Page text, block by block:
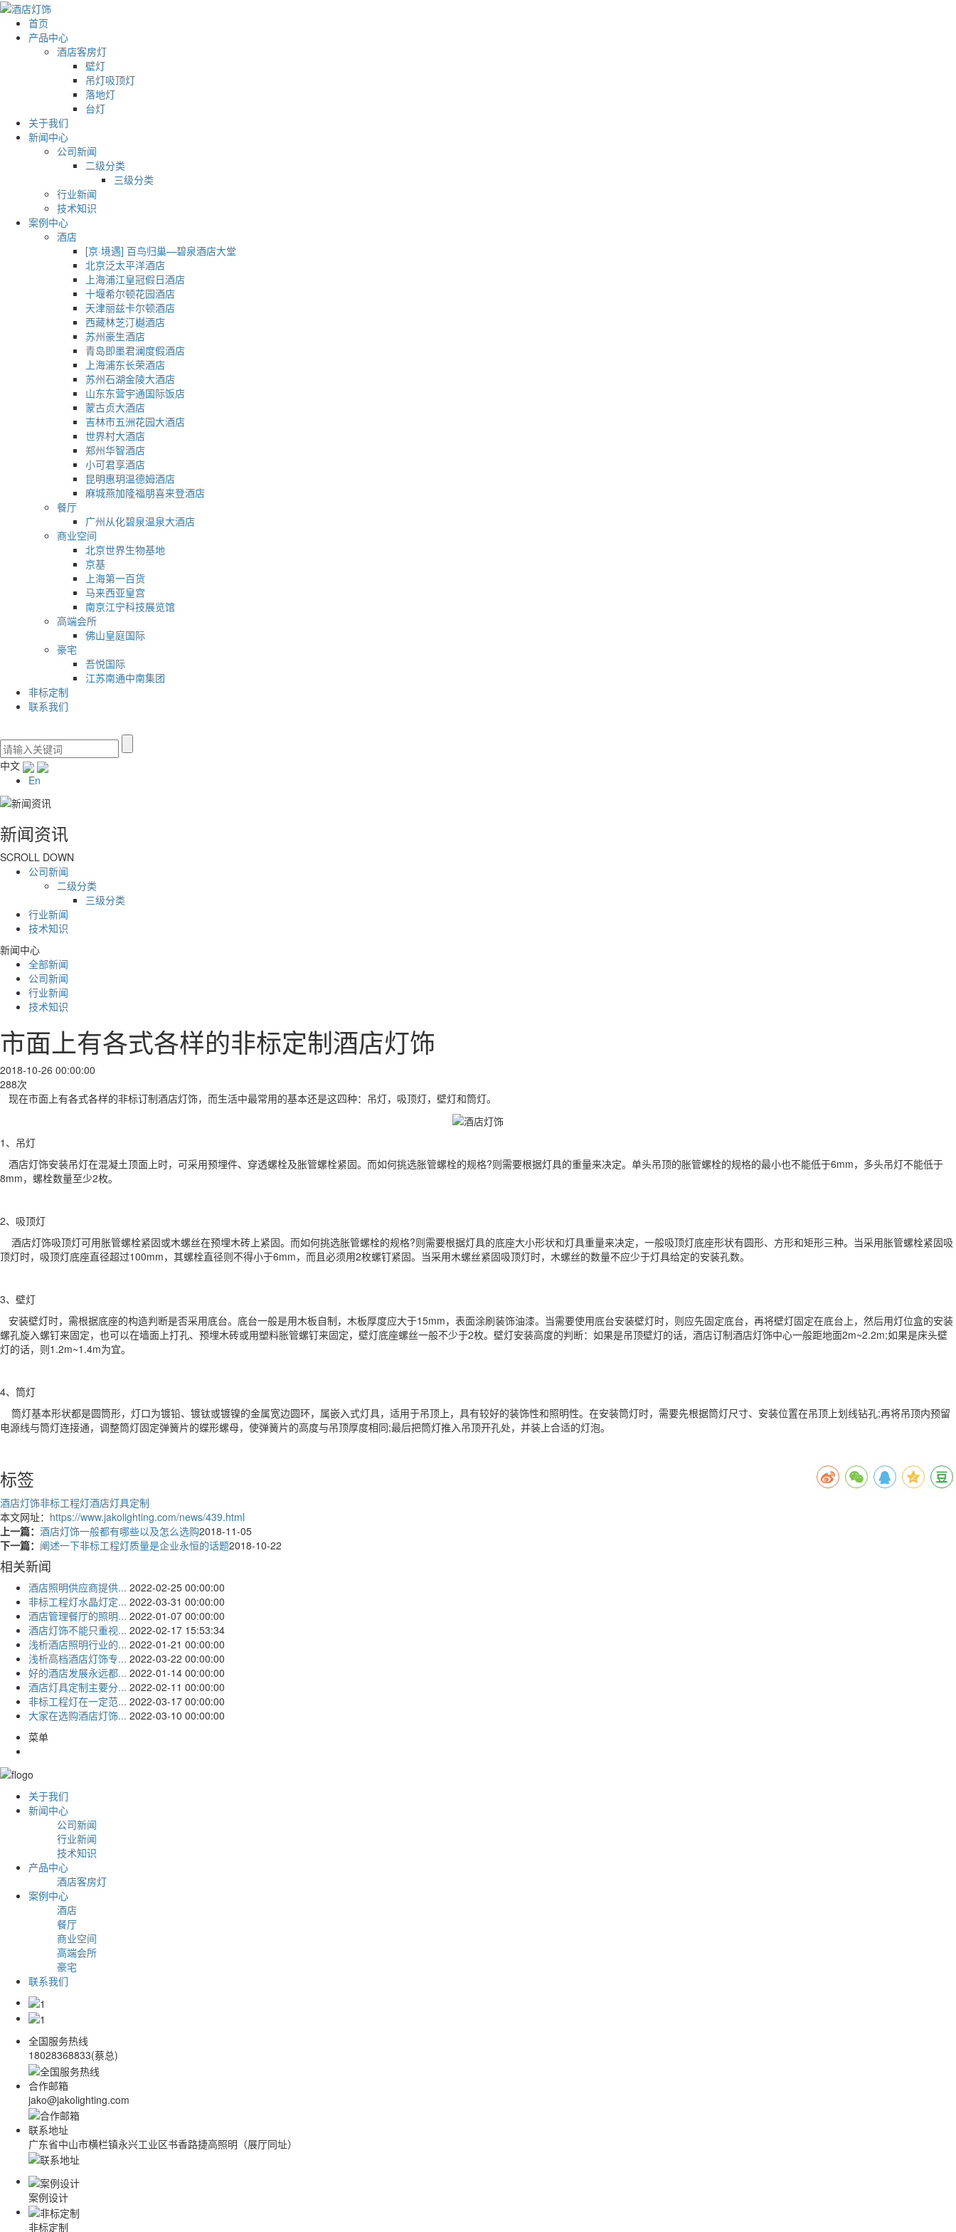
首页
产品中心
酒店客房灯
壁灯
吊灯吸顶灯
落地灯
台灯
关于我们
新闻中心
公司新闻
二级分类
三级分类
行业新闻
技术知识
案例中心
酒店
[京·境遇] 百鸟归巢—碧泉酒店大堂
北京泛太平洋酒店
上海浦江皇冠假日酒店
十堰希尔顿花园酒店
天津丽兹卡尔顿酒店
西藏林芝汀樾酒店
苏州豪生酒店
青岛即墨君澜度假酒店
上海浦东长荣酒店
苏州石湖金陵大酒店
山东东营宇通国际饭店
蒙古贞大酒店
吉林市五洲花园大酒店
世界村大酒店
郑州华智酒店
小可君享酒店
昆明惠玥温德姆酒店
麻城燕加隆福朋喜来登酒店
餐厅
广州从化碧泉温泉大酒店
商业空间
北京世界生物基地
京基
上海第一百货
马来西亚皇宫
南京江宁科技展览馆
高端会所
佛山皇庭国际
豪宅
吾悦国际
江苏南通中南集团
非标定制
联系我们
中文
En
新闻资讯
SCROLL DOWN
公司新闻
二级分类
三级分类
行业新闻
技术知识
新闻中心
全部新闻
公司新闻
行业新闻
技术知识
市面上有各式各样的非标定制酒店灯饰
2018-10-26 00:00:00
288次
现在市面上有各式各样的非标订制酒店灯饰，而生活中最常用的基本还是这四种：吊灯，吸顶灯，壁灯和筒灯。
1、吊灯
酒店灯饰安装吊灯在混凝土顶面上时，可采用预埋件、穿透螺栓及胀管螺栓紧固。而如何挑选胀管螺栓的规格?则需要根据灯具的重量来决定。单头吊顶的胀管螺栓的规格的最小也不能低于6mm，多头吊灯不能低于
8mm，螺栓数量至少2枚。
2、吸顶灯
酒店灯饰吸顶灯可用胀管螺栓紧固或木螺丝在预埋木砖上紧固。而如何挑选胀管螺栓的规格?则需要根据灯具的底座大小形状和灯具重量来决定，一般吸顶灯底座形状有圆形、方形和矩形三种。当采用胀管螺栓紧固吸
顶灯时，吸顶灯底座直径超过100mm，其螺栓直径则不得小于6mm，而且必须用2枚螺钉紧固。当采用木螺丝紧固吸顶灯时，木螺丝的数量不应少于灯具给定的安装孔数。
3、壁灯
安装壁灯时，需根据底座的构造判断是否采用底台。底台一般是用木板自制，木板厚度应大于15mm，表面涂刷装饰油漆。当需要使用底台安装壁灯时，则应先固定底台，再将壁灯固定在底台上，然后用灯位盒的安装
螺孔旋入螺钉来固定，也可以在墙面上打孔、预埋木砖或用塑料胀管螺钉来固定，壁灯底座螺丝一般不少于2枚。壁灯安装高度的判断：如果是吊顶壁灯的话，酒店订制酒店灯饰中心一般距地面2m~2.2m;如果是床头壁
灯的话，则1.2m~1.4m为宜。
4、筒灯
筒灯基本形状都是圆筒形，灯口为镀铅、镀钛或镀镍的金属宽边圆环，属嵌入式灯具，适用于吊顶上，具有较好的装饰性和照明性。在安装筒灯时，需要先根据筒灯尺寸、安装位置在吊顶上划线钻孔;再将吊顶内预留
电源线与筒灯连接通，调整筒灯固定弹簧片的蝶形螺母，使弹簧片的高度与吊顶厚度相同;最后把筒灯推入吊顶开孔处，并装上合适的灯泡。
标签
酒店灯饰非标工程灯酒店灯具定制
本文网址： https://www.jakolighting.com/news/439.html
上一篇： 酒店灯饰一般都有哪些以及怎么选购2018-11-05
下一篇： 阐述一下非标工程灯质量是企业永恒的话题2018-10-22
相关新闻
酒店照明供应商提供... 2022-02-25 00:00:00
非标工程灯水晶灯定... 2022-03-31 00:00:00
酒店管理餐厅的照明... 2022-01-07 00:00:00
酒店灯饰不能只重视... 2022-02-17 15:53:34
浅析酒店照明行业的... 2022-01-21 00:00:00
浅析高档酒店灯饰专... 2022-03-22 00:00:00
好的酒店发展永远都... 2022-01-14 00:00:00
酒店灯具定制主要分... 2022-02-11 00:00:00
非标工程灯在一定范... 2022-03-17 00:00:00
大家在选购酒店灯饰... 2022-03-10 00:00:00
菜单
关于我们
新闻中心
公司新闻
行业新闻
技术知识
产品中心
酒店客房灯
案例中心
酒店
餐厅
商业空间
高端会所
豪宅
联系我们
全国服务热线
18028368833(蔡总)
合作邮箱
jako@jakolighting.com
联系地址
广东省中山市横栏镇永兴工业区书香路捷高照明（展厅同址）
案例设计
非标定制